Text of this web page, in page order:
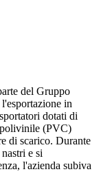
del Gruppo
in
dotati di
(PVC)
di scarico. Durante
e si
l'azienda subiva